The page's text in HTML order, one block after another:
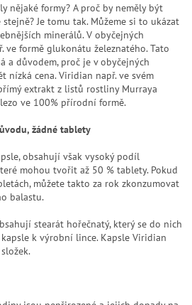
nějaké formy? A proč by neměly být
Je tomu tak. Můžeme si to ukázat
minerálů. V obyčejných
ve formě glukonátu železnatého. Tato
a důvodem, proč je v obyčejných
nízká cena. Viridian např. ve svém
extrakt z listů rostliny Murraya
ve 100% přírodní formě.
žádné tablety
obsahují však vysoký podíl
mohou tvořit až 50 % tablety. Pokud
můžete takto za rok zkonzumovat
balastu.
stearát hořečnatý, který se do nich
k výrobní lince. Kapsle Viridian